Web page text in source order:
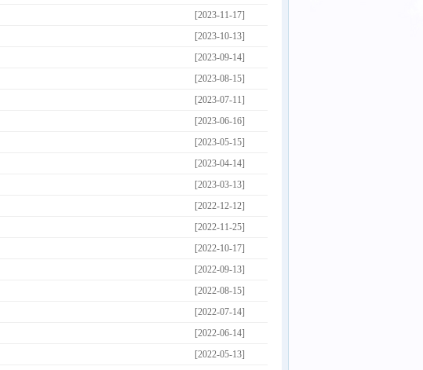
[2023-11-17]
[2023-10-13]
[2023-09-14]
[2023-08-15]
[2023-07-11]
[2023-06-16]
[2023-05-15]
[2023-04-14]
[2023-03-13]
[2022-12-12]
[2022-11-25]
[2022-10-17]
[2022-09-13]
[2022-08-15]
[2022-07-14]
[2022-06-14]
[2022-05-13]